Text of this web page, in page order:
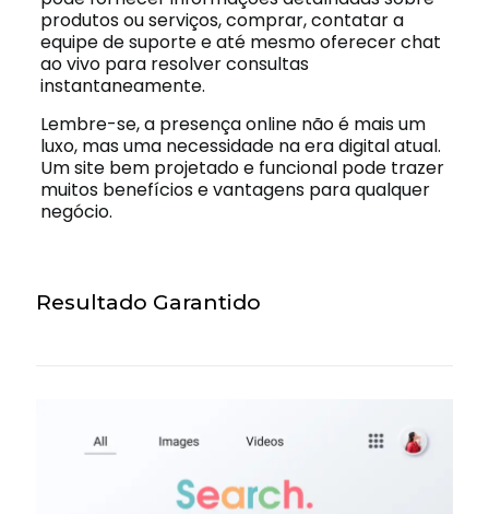
produtos ou serviços, comprar, contatar a
equipe de suporte e até mesmo oferecer chat
ao vivo para resolver consultas
instantaneamente.
Lembre-se, a presença online não é mais um
luxo, mas uma necessidade na era digital atual.
Um site bem projetado e funcional pode trazer
muitos benefícios e vantagens para qualquer
negócio.
Resultado Garantido